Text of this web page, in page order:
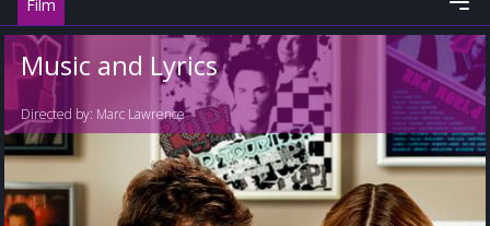
Film
Music and Lyrics
Directed by: Marc Lawrence